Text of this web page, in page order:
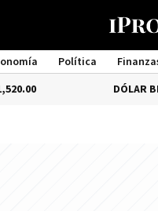
Política
-0.66%